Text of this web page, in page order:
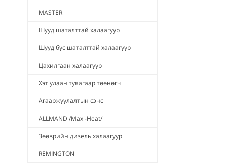
MASTER
Шууд шаталттай халаагуур
Шууд бус шаталттай халаагуур
Цахилгаан халаагуур
Хэт улаан туяагаар төөнөгч
Агааржуулалтын сэнс
ALLMAND /Maxi-Heat/
Зөөврийн дизель халаагуур
REMINGTON